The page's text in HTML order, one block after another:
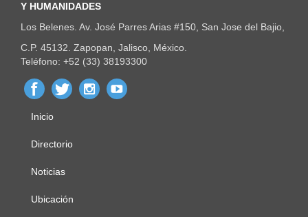
Y HUMANIDADES
Los Belenes. Av. José Parres Arias #150, San Jose del Bajio,
C.P. 45132. Zapopan, Jalisco, México.
Teléfono: +52 (33) 38193300
Menú
principal
Inicio
Directorio
Noticias
Ubicación